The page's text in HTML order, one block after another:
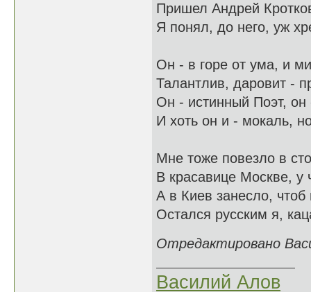
Пришел Андрей
Я понял, до него, уж
Он - в горе от ума, и
Талантлив, даровит -
Он - истинный Поэт,
И хоть он и - мокаль,
Мне тоже повезло в
В красавице Москве, у
А в Киев занесло,
Остался русским я,
Отредактировано
Василий Алов